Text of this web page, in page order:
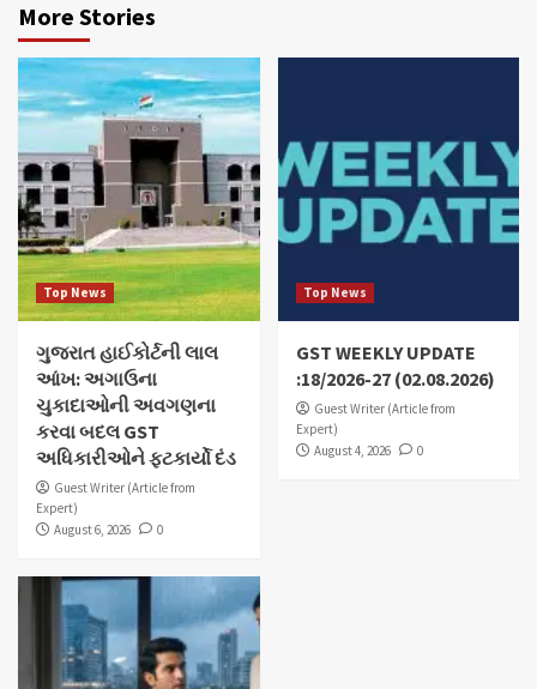
More Stories
Top News
ગુજરાત હાઈકોર્ટની લાલ
આંખ: અગાઉના
ચુકાદાઓની અવગણના
કરવા બદલ GST
અધિકારીઓને ફટકાર્યો દંડ
Guest Writer (Article from
Expert)
August 6, 2026
0
Top News
GST WEEKLY UPDATE
:18/2026-27 (02.08.2026)
Guest Writer (Article from
Expert)
August 4, 2026
0